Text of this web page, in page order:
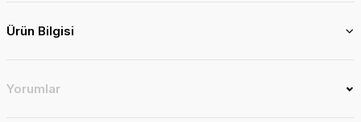
Ürün Bilgisi
Yorumlar